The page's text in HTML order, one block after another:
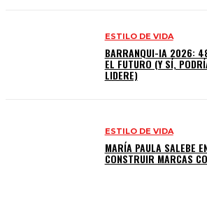
ESTILO DE VIDA
BARRANQUI-IA 2026:
EL FUTURO (Y SÍ,
LIDERE)
ESTILO DE VIDA
MARÍA PAULA SALEBE
CONSTRUIR MARCAS